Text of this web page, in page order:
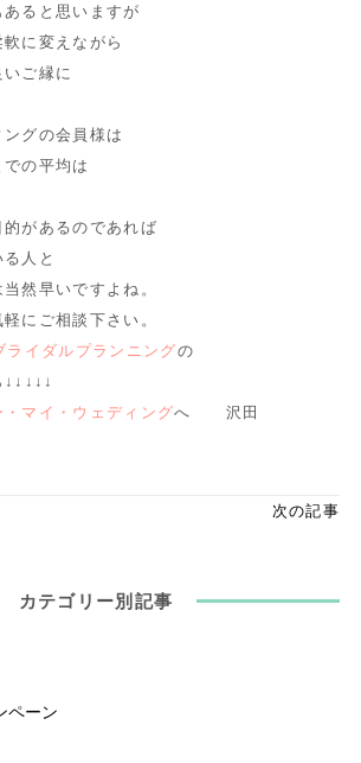
ると思いますが
に変えながら
ご縁に
グの会員様は
の平均は
があるのであれば
人と
然早いですよね。
にご相談下さい。
ライダルプランニングの
・マイ・ウェディングへ 沢田
次の記事
カテゴリー別記事
ペーン